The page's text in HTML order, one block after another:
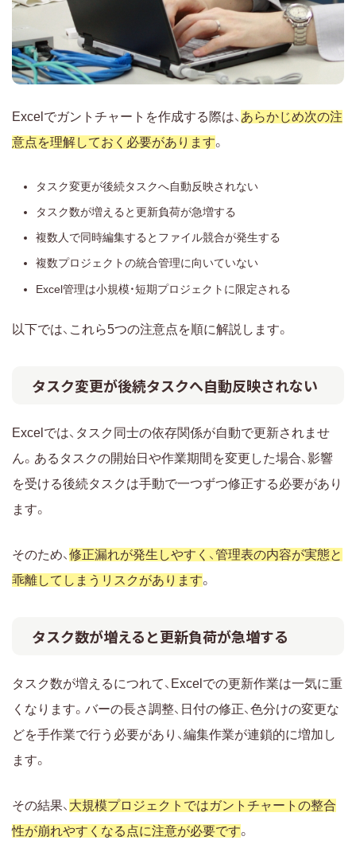
Excelでガントチャートを作成する際は、 あらかじめ次の注
意点を理解しておく必要があります。
タスク変更が後続タスクへ自動反映されない
タスク数が増えると更新負荷が急増する
複数人で同時編集するとファイル競合が発生する
複数プロジェクトの統合管理に向いていない
Excel管理は小規模・短期プロジェクトに限定される
以下では、これら5つの注意点を順に解説します。
タスク変更が後続タスクへ自動反映されない
Excelでは、タスク同士の依存関係が自動で更新されませ
ん。あるタスクの開始日や作業期間を変更した場合、影響
を受ける後続タスクは手動で一つずつ修正する必要があり
ます。
そのため、 修正漏れが発生しやすく、管理表の内容が実態と
乖離してしまうリスクがあります。
タスク数が増えると更新負荷が急増する
タスク数が増えるにつれて、Excelでの更新作業は一気に重
くなります。バーの長さ調整、日付の修正、色分けの変更な
どを手作業で行う必要があり、編集作業が連鎖的に増加し
ます。
その結果、 大規模プロジェクトではガントチャートの整合
性が崩れやすくなる点に注意が必要です。